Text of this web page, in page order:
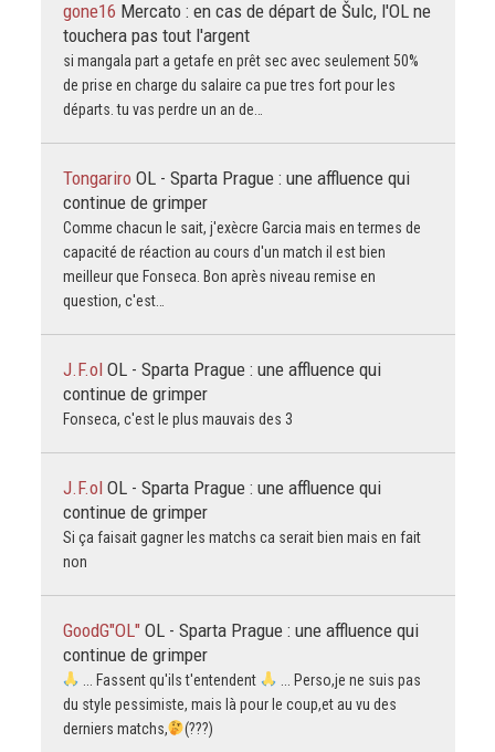
gone16 Mercato : en cas de départ de Šulc, l'OL ne
touchera pas tout l'argent
si mangala part a getafe en prêt sec avec seulement 50%
de prise en charge du salaire ca pue tres fort pour les
départs. tu vas perdre un an de…
Tongariro OL - Sparta Prague : une affluence qui
continue de grimper
Comme chacun le sait, j'exècre Garcia mais en termes de
capacité de réaction au cours d'un match il est bien
meilleur que Fonseca. Bon après niveau remise en
question, c'est…
J.F.ol OL - Sparta Prague : une affluence qui
continue de grimper
Fonseca, c'est le plus mauvais des 3
J.F.ol OL - Sparta Prague : une affluence qui
continue de grimper
Si ça faisait gagner les matchs ca serait bien mais en fait
non
GoodG"OL" OL - Sparta Prague : une affluence qui
continue de grimper
... Fassent qu'ils t'entendent
... Perso,je ne suis pas
du style pessimiste, mais là pour le coup,et au vu des
derniers matchs,
(???)